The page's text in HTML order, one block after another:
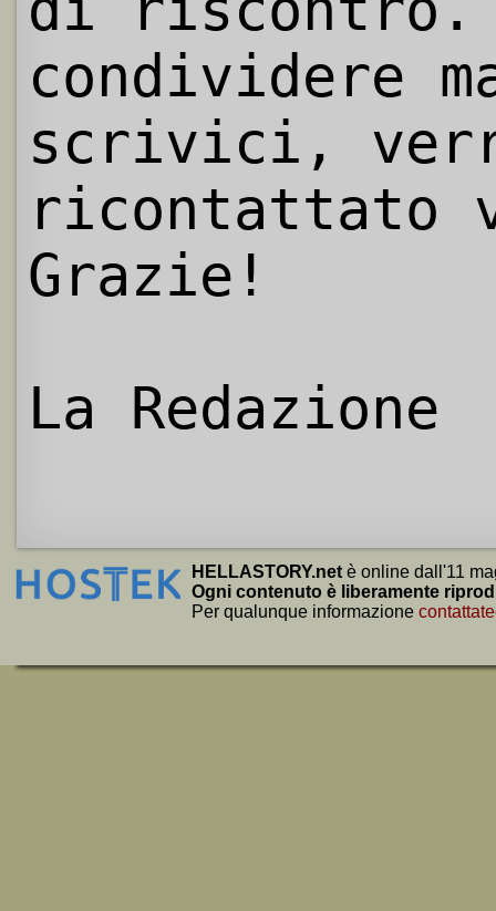
condividere
scrivici,
ricontattato
Grazie!
La Redazione
HELLASTORY.net è online dall'11
Ogni contenuto è liberamente
Per qualunque informazione